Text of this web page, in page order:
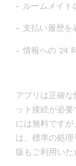
- ルームメイト
- 支払い履歴を
- 情報への 24
アプリは正確
ット接続が必
には無料です
は、標準の処
版もご利用いた